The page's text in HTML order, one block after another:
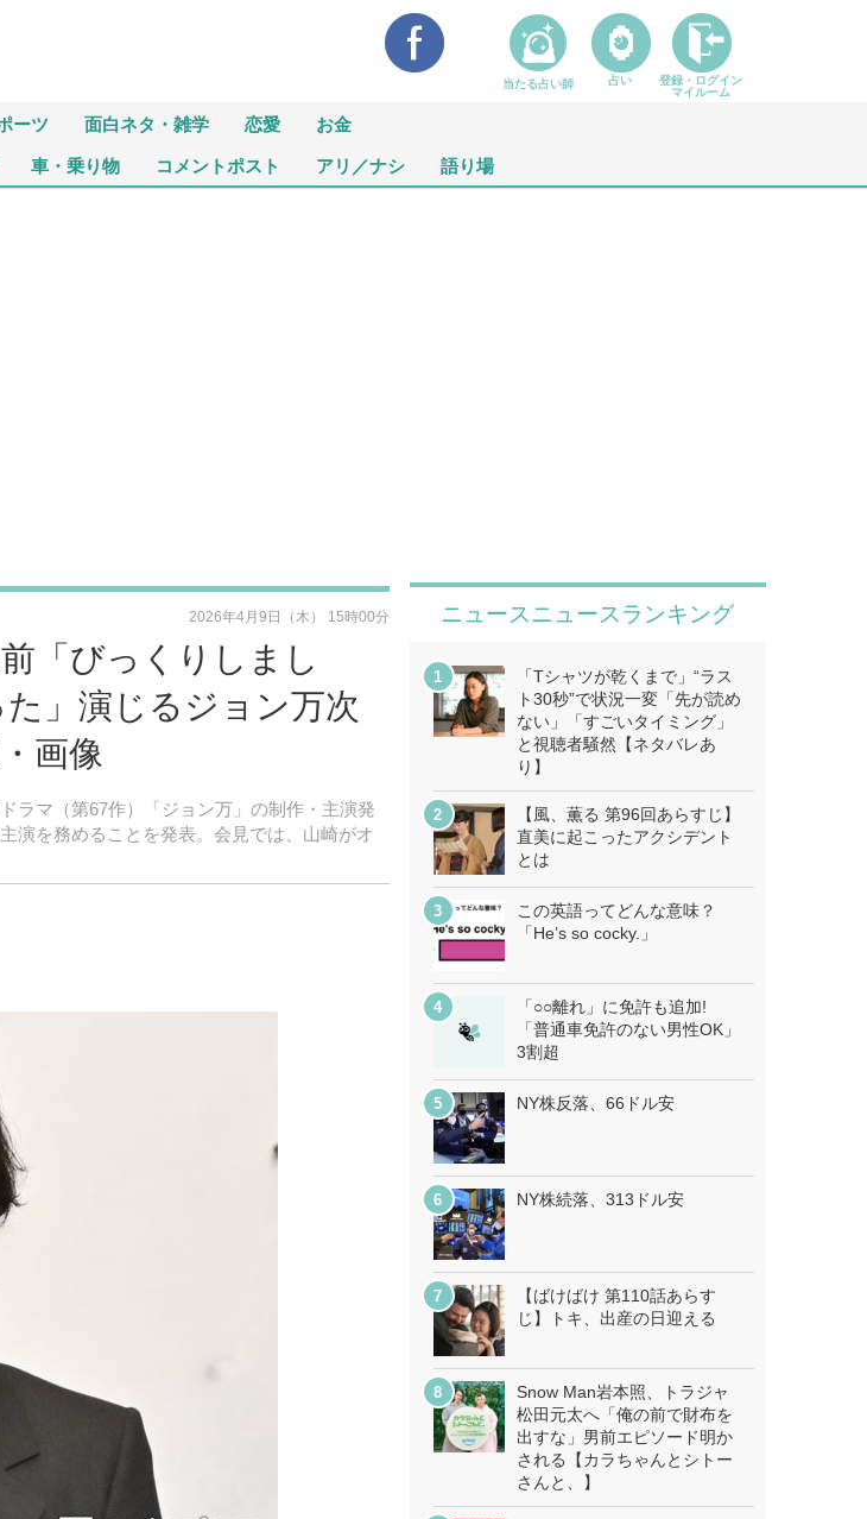
ーツ 面白ネタ・雑学 恋愛 お金
車・乗り物 コメントポスト アリ／ナシ 語り場
「びっくりしまし
」演じるジョン万次
画像
ラマ（第67作）「ジョン万」の制作・主演発
演を務めることを発表。会見では、山崎がオ
2026年4月9日（木） 15時00分 ニュースニュースランキング
「Tシャツが乾くまで」“ラス
ト30秒”で状況一変「先が読め
ない」「すごいタイミング」
と視聴者騒然【ネタバレあ
り】
【風、薫る 第96回あらすじ】
直美に起こったアクシデント
とは
この英語ってどんな意味？
「He’s so cocky.」
「○○離れ」に免許も追加!
「普通車免許のない男性OK」
3割超
NY株反落、66ドル安
NY株続落、313ドル安
【ばけばけ 第110話あらす
じ】トキ、出産の日迎える
Snow Man岩本照、トラジャ
松田元太へ「俺の前で財布を
出すな」男前エピソード明か
される【カラちゃんとシトー
さんと、】
当たる占い師 占い
登録・ログイン
マイルーム